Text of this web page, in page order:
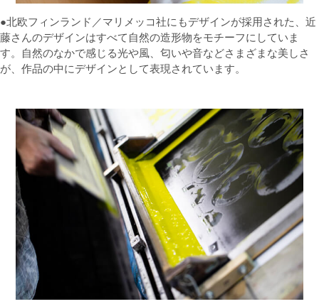
●北欧フィンランド／マリメッコ社にもデザインが採用された、近
藤さんのデザインはすべて自然の造形物をモチーフにしていま
す。自然のなかで感じる光や風、匂いや音などさまざまな美しさ
が、作品の中にデザインとして表現されています。